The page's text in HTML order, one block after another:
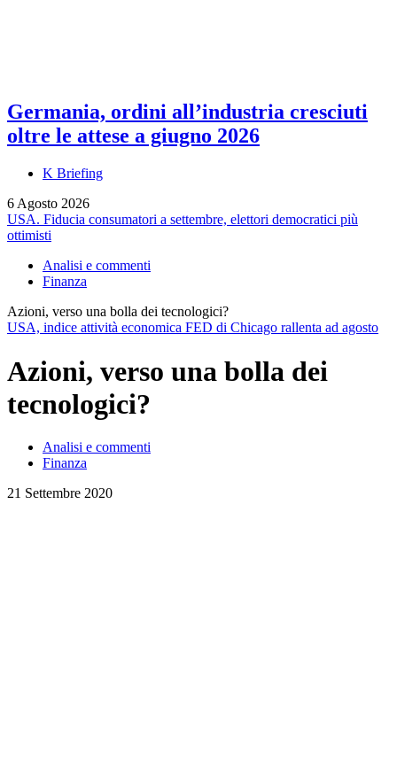
Germania, ordini all’industria cresciuti
oltre le attese a giugno 2026
K Briefing
6 Agosto 2026
USA. Fiducia consumatori a settembre, elettori democratici più
ottimisti
Analisi e commenti
Finanza
Azioni, verso una bolla dei tecnologici?
USA, indice attività economica FED di Chicago rallenta ad agosto
Azioni, verso una bolla dei
tecnologici?
Analisi e commenti
Finanza
21 Settembre 2020